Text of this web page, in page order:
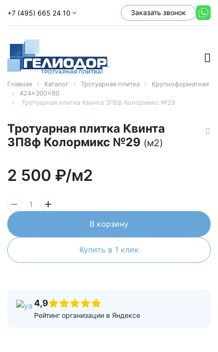
+7 (495) 665 24 10 Заказать звонок
Главная Каталог Тротуарная плитка
Крупноформатная
424x300x80
Тротуарная плитка Квинта 3П8ф Колормикс №29
Тротуарная плитка Квинта
3П8ф Колормикс №29 (м2)
2 500 ₽/м2
В корзину
Купить в 1 клик
4,9
Рейтинг организации в Яндексе